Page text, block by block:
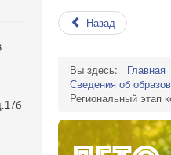
Назад
Вы здесь: Главная
Сведения об
Региональный этап